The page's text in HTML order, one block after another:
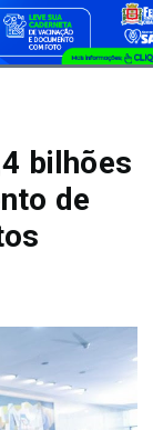
bilhões
de